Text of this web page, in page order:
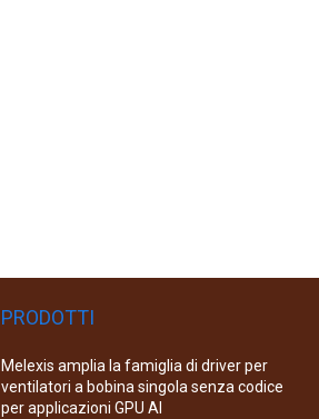
PRODOTTI
Melexis amplia la famiglia di driver per
ventilatori a bobina singola senza codice
per applicazioni GPU AI